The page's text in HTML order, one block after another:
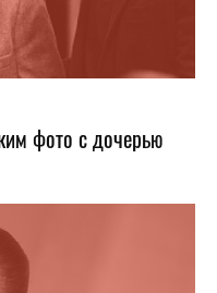
фото с дочерью